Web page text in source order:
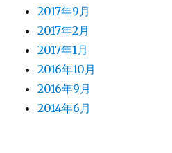
2017年9月
2017年2月
2017年1月
2016年10月
2016年9月
2014年6月